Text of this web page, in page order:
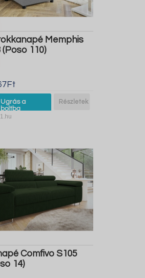
Memphis
(Poso 110)
Ugrás a
boltba
Részletek
Comfivo S105
14)